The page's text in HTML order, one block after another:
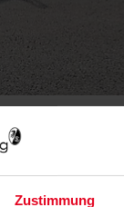
Zustimmung
eine inklusive
vergangenen